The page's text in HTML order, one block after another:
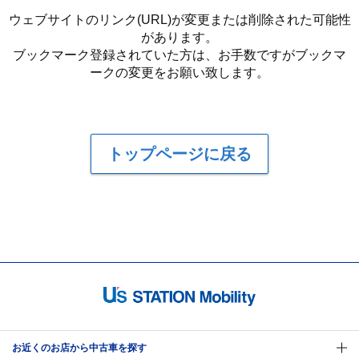
ウェブサイトのリンク(URL)が変更または削除された可能性
があります。
ブックマーク登録されていた方は、お手数ですがブックマ
ークの変更をお願い致します。
トップページに戻る
お近くのお店から中古車を探す